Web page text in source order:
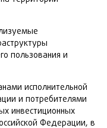
пользования и
исполнительной
и потребителями
инвестиционных
Федерации, в